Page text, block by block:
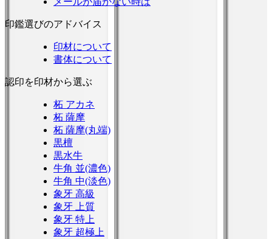
印鑑選びのアドバイス
印材について
書体について
認印を印材から選ぶ
柘 アカネ
柘 薩摩
柘 薩摩(丸端)
黒檀
黒水牛
牛角 並(濃色)
牛角 中(淡色)
象牙 高級
象牙 上質
象牙 特上
象牙 超極上